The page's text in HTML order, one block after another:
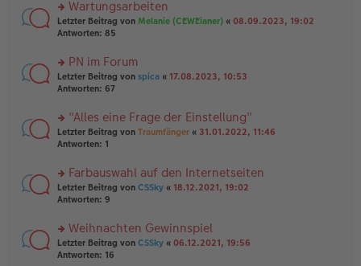
tr
a
g
e
n
er
tr
a
g
n
g
el
e
n
er
tr
a
g
rs
te
n
g
el
e
n
er
tr
a
g
Wartungsarbeiten
Letzter Beitrag von Melanie (CEWEianer) « 08.09.2023, 19:02
Antworten: 85
rs
te
n
g
el
e
n
er
tr
a
g
PN im Forum
Letzter Beitrag von spica « 17.08.2023, 10:53
Antworten: 67
rs
te
n
g
el
e
n
er
"Alles eine Frage der Einstellung"
Letzter Beitrag von Traumfänger « 31.01.2022, 11:46
Antworten: 1
rs
te
n
g
el
Farbauswahl auf den Internetseiten
Letzter Beitrag von CSSky « 18.12.2021, 19:02
Antworten: 9
rs
te
Weihnachten Gewinnspiel
Letzter Beitrag von CSSky « 06.12.2021, 19:56
Antworten: 16